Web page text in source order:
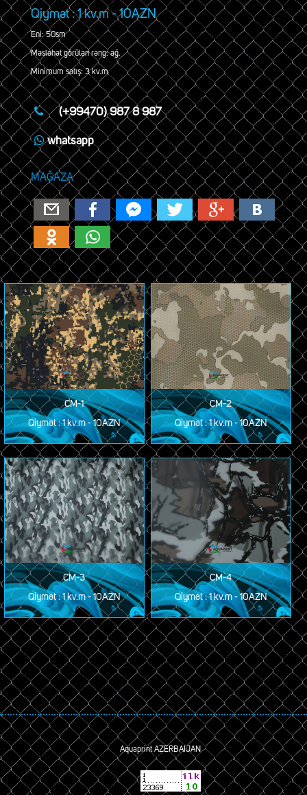
Qiymət : 1 kv.m - 10AZN
Eni: 50sm
Məsləhət görülən rəng: ağ.
Minimum satış: 3 kv.m
(+99470) 987 8 987
whatsapp
MAĞAZA
Email
Facebook Messenger Twitter Google+ ВКонтакте
Одноклассники
WhatsApp
CM-1
Qiymət : 1 kv.m - 10AZN
CM-2
Qiymət : 1 kv.m - 10AZN
CM-3
Qiymət : 1 kv.m - 10AZN
CM-4
Qiymət : 1 kv.m - 10AZN
Aquaprint AZERBAIJAN